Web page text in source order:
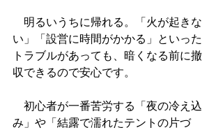
明るいうちに帰れる。「火が起きな
い」「設営に時間がかかる」といった
トラブルがあっても、暗くなる前に撤
収できるので安心です。
初心者が一番苦労する「夜の冷え込
み」や「結露で濡れたテントの片づ